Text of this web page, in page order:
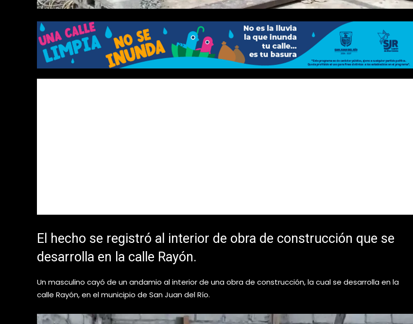
El hecho se registró al interior de obra de construcción que se
desarrolla en la calle Rayón.
Un masculino cayó de un andamio al interior de una obra de construcción, la cual se desarrolla en la
calle Rayón, en el municipio de San Juan del Río.